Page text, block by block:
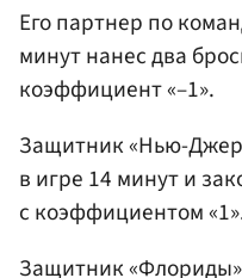
Его партнер по
минут нанес два
коэффициент «–1».
Защитник «Нью-
в игре 14 минут и
с коэффициентом
Защитник «Флориды»